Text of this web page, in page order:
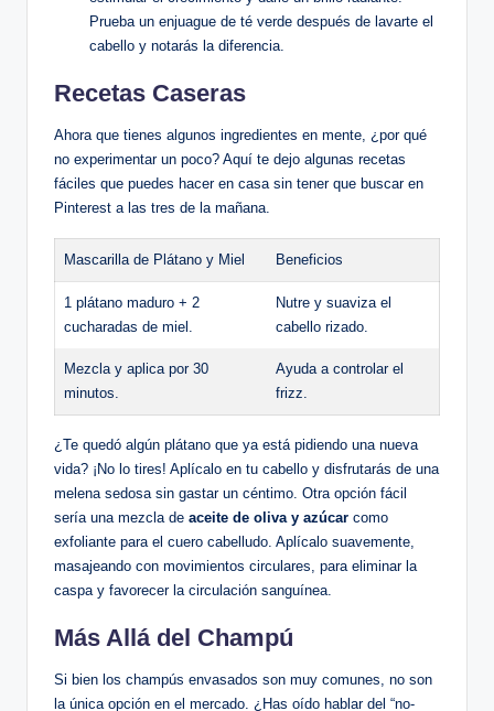
Prueba un enjuague de té verde después de lavarte el
cabello y notarás la diferencia.
Recetas Caseras
Ahora que tienes algunos ingredientes en mente, ¿por qué
no experimentar un poco? Aquí te dejo algunas recetas
fáciles que puedes hacer en casa sin tener que buscar en
Pinterest a las tres de la mañana.
Mascarilla de Plátano y Miel Beneficios
1 plátano maduro + 2
cucharadas de miel.
Nutre y suaviza el
cabello rizado.
Mezcla y aplica por 30
minutos.
Ayuda a controlar el
frizz.
¿Te quedó algún plátano que ya está pidiendo una nueva
vida? ¡No lo tires! Aplícalo en tu cabello y disfrutarás de una
melena sedosa sin gastar un céntimo. Otra opción fácil
sería una mezcla de aceite de oliva y azúcar como
exfoliante para el cuero cabelludo. Aplícalo suavemente,
masajeando con movimientos circulares, para eliminar la
caspa y favorecer la circulación sanguínea.
Más Allá del Champú
Si bien los champús envasados son muy comunes, no son
la única opción en el mercado. ¿Has oído hablar del “no-